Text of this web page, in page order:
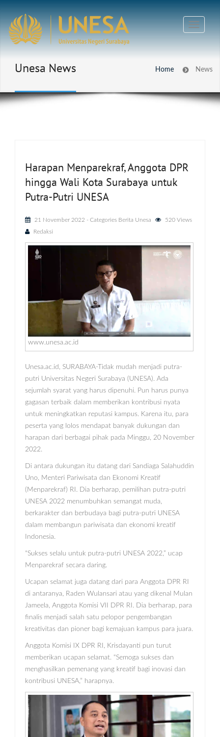
Unesa News Home News
Harapan Menparekraf, Anggota DPR
hingga Wali Kota Surabaya untuk
Putra-Putri UNESA
21 November 2022 - Categories Berita Unesa
520 Views
Redaksi
www.unesa.ac.id
Unesa.ac.id, SURABAYA-Tidak mudah menjadi putra-
putri Universitas Negeri Surabaya (UNESA). Ada
sejumlah syarat yang harus dipenuhi. Pun harus punya
gagasan terbaik dalam memberikan kontribusi nyata
untuk meningkatkan reputasi kampus. Karena itu, para
peserta yang lolos mendapat banyak dukungan dan
harapan dari berbagai pihak pada Minggu, 20 November
2022.
Di antara dukungan itu datang dari Sandiaga Salahuddin
Uno, Menteri Pariwisata dan Ekonomi Kreatif
(Menparekraf) RI. Dia berharap, pemilihan putra-putri
UNESA 2022 menumbuhkan semangat muda,
berkarakter dan berbudaya bagi putra-putri UNESA
dalam membangun pariwisata dan ekonomi kreatif
Indonesia.
"Sukses selalu untuk putra-putri UNESA 2022,” ucap
Menparekraf secara daring.
Ucapan selamat juga datang dari para Anggota DPR RI
di antaranya, Raden Wulansari atau yang dikenal Mulan
Jameela, Anggota Komisi VII DPR RI. Dia berharap, para
finalis menjadi salah satu pelopor pengembangan
kreativitas dan pioner bagi kemajuan kampus para juara.
Anggota Komisi IX DPR RI, Krisdayanti pun turut
memberikan ucapan selamat. "Semoga sukses dan
menghasilkan pemenang yang kreatif bagi inovasi dan
kontribusi UNESA,” harapnya.